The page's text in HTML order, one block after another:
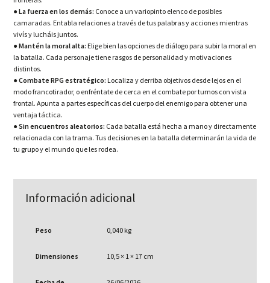
● La fuerza en los demás: Conoce a un variopinto elenco de posibles
camaradas. Entabla relaciones a través de tus palabras y acciones mientras
vivís y lucháis juntos.
● Mantén la moral alta: Elige bien las opciones de diálogo para subir la moral en
la batalla. Cada personaje tiene rasgos de personalidad y motivaciones
distintos.
● Combate RPG estratégico: Localiza y derriba objetivos desde lejos en el
modo francotirador, o enfréntate de cerca en el combate por turnos con vista
frontal. Apunta a partes específicas del cuerpo del enemigo para obtener una
ventaja táctica.
● Sin encuentros aleatorios: Cada batalla está hecha a mano y directamente
relacionada con la trama. Tus decisiones en la batalla determinarán la vida de
tu grupo y el mundo que les rodea.
Información adicional
Peso 0,040 kg
Dimensiones 10,5 × 1 × 17 cm